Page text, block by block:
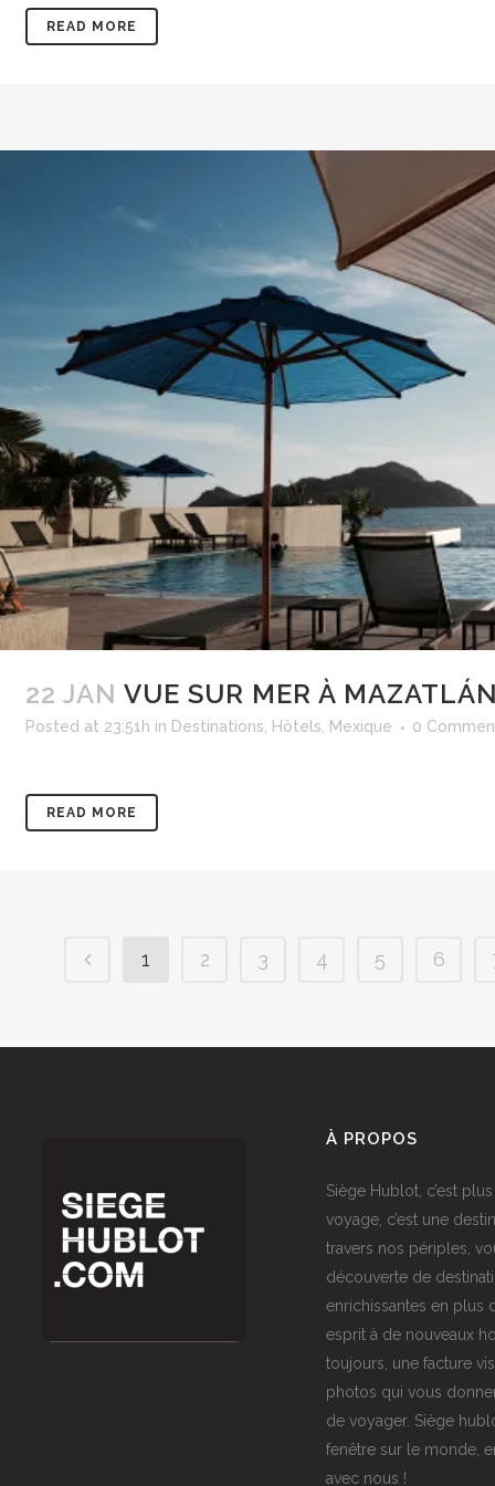
READ MORE
22 JAN VUE SUR MER À
Posted at 23:51h in Destinations, Hôtels, Mexique 0
READ MORE
1 2 3 4 5 6
À PROPOS
Siège Hublot, c’est
voyage, c’est une
travers nos périples,
découverte de
enrichissantes en plus
esprit à de nouveaux
toujours, une facture
photos qui vous
de voyager. Siège
fenêtre sur le monde,
avec nous !